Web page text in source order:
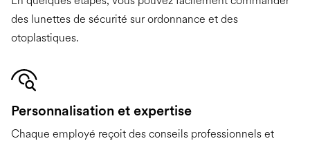
des lunettes de sécurité sur ordonnance et des
otoplastiques.
Personnalisation et expertise
Chaque employé reçoit des conseils professionnels et